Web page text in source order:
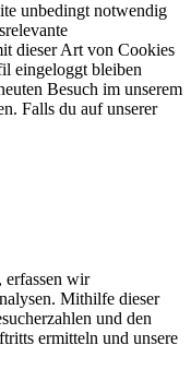
unbedingt notwendig
dieser Art von Cookies
eingeloggt bleiben
Besuch im unserem
Falls du auf unserer
erfassen wir
Mithilfe dieser
und den
ermitteln und unsere